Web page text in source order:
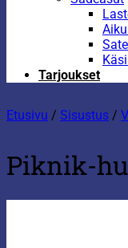
Tarjoukset
Etusivu / Sisustus /
Piknik-